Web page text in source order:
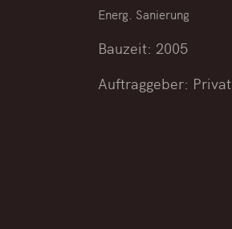
Energ. Sanierung
Bauzeit: 2005
Auftraggeber: Privat